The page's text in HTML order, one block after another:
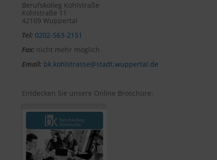
Berufskolleg Kohlstraße
Kohlstraße 11
42109 Wuppertal
Tel: 0202-563-2151
Fax:nicht mehr möglich
Email: bk.kohlstrasse@stadt.wuppertal.de
Entdecken Sie unsere Online Broschüre: